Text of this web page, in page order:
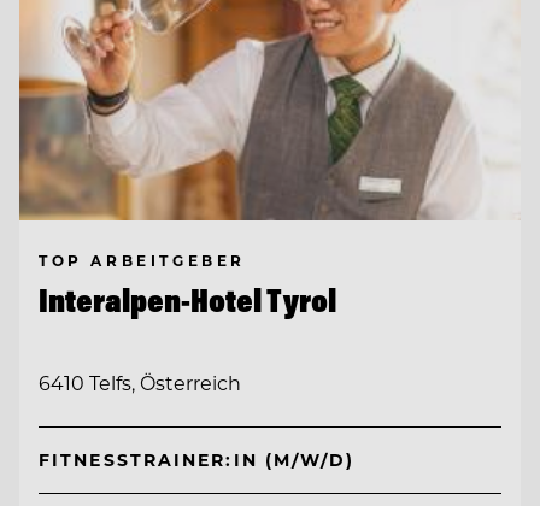
TOP ARBEITGEBER
Interalpen-Hotel Tyrol
6410 Telfs, Österreich
FITNESSTRAINER:IN (M/W/D)